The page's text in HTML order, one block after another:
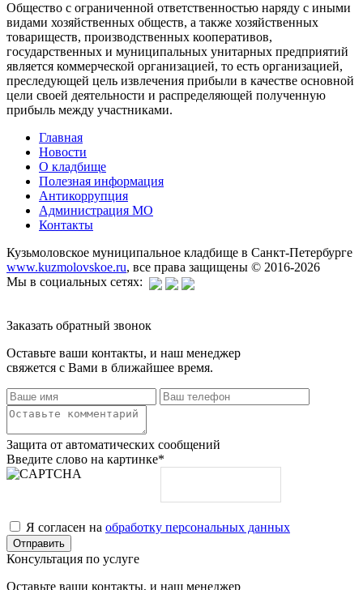
Общество с ограниченной ответственностью наряду с иными
видами хозяйственных обществ, а также хозяйственных
товариществ, производственных кооперативов,
государственных и муниципальных унитарных предприятий
является коммерческой организацией, то есть организацией,
преследующей цель извлечения прибыли в качестве основной
цели своей деятельности и распределяющей полученную
прибыль между участниками.
Главная
Новости
О кладбище
Полезная информация
Антикоррупция
Администрация МО
Контакты
Кузьмоловское муниципальное кладбище в Санкт-Петербурге
www.kuzmolovskoe.ru, все права защищены © 2016-2026
Мы в социальных сетях:
Заказать обратный звонок
Оставьте ваши контакты, и наш менеджер
свяжется с Вами в ближайшее время.
Защита от автоматических сообщений
Введите слово на картинке*
Я согласен на обработку персональных данных
Консультация по услуге
Оставьте ваши контакты, и наш менеджер